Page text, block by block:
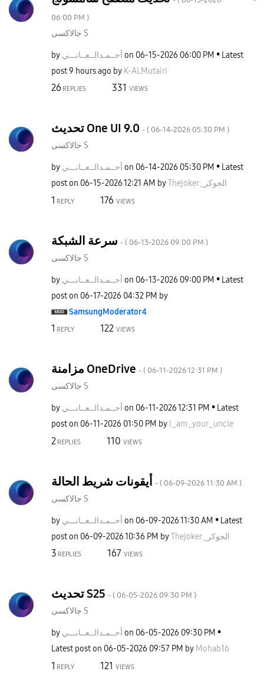
06:00 PM )
جالاكسى S
by أحــمـدالــعــانـــي on ‎06-15-2026 06:00 PM
Latest
post9 hours ago by K-ALMutairi
26 REPLIES 331 VIEWS
تحديث One UI 9.0 - ( ‎06-14-2026 05:30 PM )
جالاكسى S
by أحــمـدالــعــانـــي on ‎06-14-2026 05:30 PM
Latest
post on ‎06-15-202612:21 AM by Thejoker_الجوكر
1 REPLY 176 VIEWS
- ( ‎06-13-2026 09:00 PM )
جالاكسى S
by أحــمـدالــعــانـــي on ‎06-13-2026 09:00 PM
Latest
post on ‎06-17-2026 04:32 PM by
SamsungModerator4
1 REPLY 122 VIEWS
مزامنة OneDrive - ( ‎06-11-202612:31 PM )
جالاكسى S
by أحــمـدالــعــانـــي on ‎06-11-202612:31 PM
Latest
post on ‎06-11-2026 01:50 PM by I_am_your_uncle
2 REPLIES 110 VIEWS
- ( ‎06-09-2026 11:30 AM )
جالاكسى S
by أحــمـدالــعــانـــي on ‎06-09-202611:30 AM
Latest
post on ‎06-09-202610:36 PM by Thejoker_الجوكر
3 REPLIES 167 VIEWS
تحديث S25 - ( ‎06-05-2026 09:30 PM )
جالاكسى S
by أحــمـدالــعــانـــي on ‎06-05-2026 09:30 PM
Latest post on ‎06-05-2026 09:57 PM by Mohab16
1 REPLY 121 VIEWS